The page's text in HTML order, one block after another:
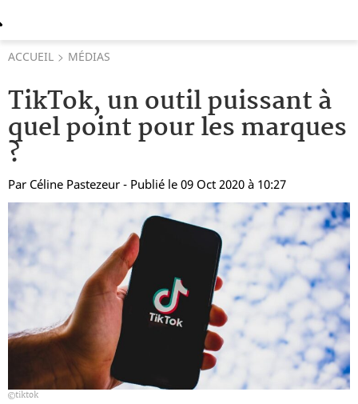
ACCUEIL MÉDIAS
TikTok, un outil puissant à
quel point pour les marques
?
Par Céline Pastezeur - Publié le 09 Oct 2020 à 10:27
tiktok